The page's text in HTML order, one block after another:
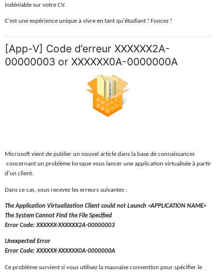
indéniable sur votre CV.
C'est une expérience unique à vivre en tant qu'étudiant ! Foncez !
[App-V] Code d’erreur XXXXXX2A-
00000003 or XXXXXX0A-0000000A
Microsoft vient de publier un nouvel article dans la base de connaissances
concernant un problème lorsque vous lancer une application virtualisée à partir
d’un client.
Dans ce cas, vous recevez les erreurs suivantes :
The Application Virtualization Client could not Launch <APPLICATION NAME>
The System Cannot Find the File Specified
Error Code: XXXXXX-XXXXXX2A-00000003
Unexpected Error
Error Code: XXXXXX-XXXXXX0A-0000000A
Ce problème survient si vous utilisez la mauvaise convention pour spécifier le